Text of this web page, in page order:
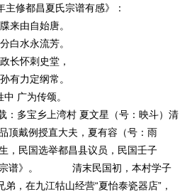
修都昌夏氏宗谱有感》：
由自始唐。
水永流芳。
怀刺史堂，
力定纲常。
广为传颂。
多宝乡上湾村 夏文星（号：映斗）清
顶戴例授直大夫，夏有容（号：雨
，民国选举都昌县议员，民国壬子
氏宗谱》。 清末民国初，本村学子
，在九江牯山经营“夏怡泰瓷器店”，